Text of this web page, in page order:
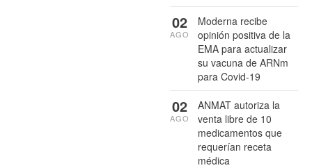
Moderna recibe
opinión positiva de la
EMA para actualizar
su vacuna de ARNm
para Covid-19
02
AGO
ANMAT autoriza la
venta libre de 10
medicamentos que
requerían receta
médica
02
AGO